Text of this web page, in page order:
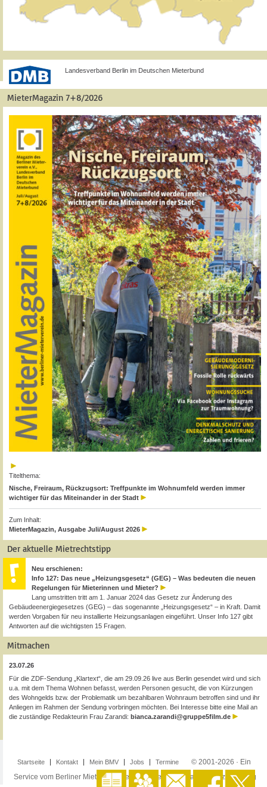
Landesverband Berlin im Deutschen Mieterbund
MieterMagazin 7+8/2026
Titelthema:
Nische, Freiraum, Rückzugsort: Treffpunkte im Wohnumfeld werden immer
wichtiger für das Miteinander in der Stadt
Zum Inhalt:
MieterMagazin, Ausgabe Juli/August 2026
Der aktuelle Mietrechtstipp
Neu erschienen:
Info 127: Das neue „Heizungsgesetz“ (GEG) – Was bedeuten die neuen
Regelungen für Mieterinnen und Mieter?
Lang umstritten tritt am 1. Januar 2024 das Gesetz zur Änderung des
Gebäudeenergiegesetzes (GEG) – das sogenannte „Heizungsgesetz“ – in Kraft. Damit
werden Vorgaben für neu installierte Heizungsanlagen eingeführt. Unser Info 127 gibt
Antworten auf die wichtigsten 15 Fragen.
Mitmachen
23.07.26
Für die ZDF-Sendung „Klartext“, die am 29.09.26 live aus Berlin gesendet wird und sich
u.a. mit dem Thema Wohnen befasst, werden Personen gesucht, die von Kürzungen
des Wohngelds bzw. der Problematik um bezahlbaren Wohnraum betroffen sind und ihr
Anliegen im Rahmen der Sendung vorbringen möchten. Bei Interesse bitte eine Mail an
die zuständige Redakteurin Frau Zarandi: bianca.zarandi@gruppe5film.de
Startseite Kontakt Mein BMV Jobs Termine
© 2001-2026 · Ein
Service vom Berliner Mieterverein e.V. ·Impressum·Datenschutzerklärung